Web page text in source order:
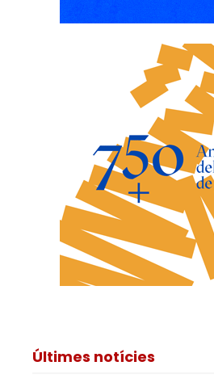
Últimes notícies